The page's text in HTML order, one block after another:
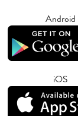
Android
iOS